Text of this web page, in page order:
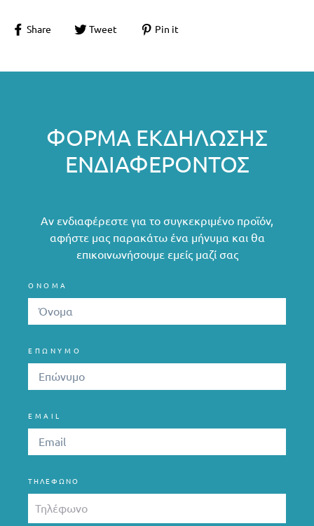
Share Tweet Pin it
ΦΌΡΜΑ ΕΚΔΉΛΩΣΗΣ
ΕΝΔΙΑΦΈΡΟΝΤΟΣ
Αν ενδιαφέρεστε για το συγκεκριμένο προϊόν,
αφήστε μας παρακάτω ένα μήνυμα και θα
επικοινωνήσουμε εμείς μαζί σας
ΟΝΟΜΑ
ΕΠΩΝΥΜΟ
EMAIL
ΤΗΛΈΦΩΝΟ